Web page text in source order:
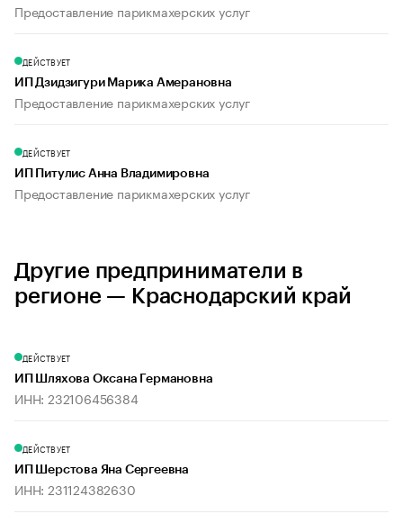
Предоставление парикмахерских услуг
ДЕЙСТВУЕТ
ИП Дзидзигури Марика Амерановна
Предоставление парикмахерских услуг
ДЕЙСТВУЕТ
ИП Питулис Анна Владимировна
Предоставление парикмахерских услуг
Другие предприниматели в
регионе — Краснодарский край
ДЕЙСТВУЕТ
ИП Шляхова Оксана Германовна
ИНН: 232106456384
ДЕЙСТВУЕТ
ИП Шерстова Яна Сергеевна
ИНН: 231124382630